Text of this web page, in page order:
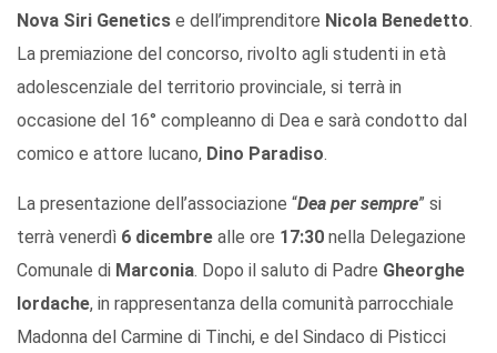
Nova Siri Genetics e dell’imprenditore Nicola Benedetto.
La premiazione del concorso, rivolto agli studenti in età
adolescenziale del territorio provinciale, si terrà in
occasione del 16° compleanno di Dea e sarà condotto dal
comico e attore lucano, Dino Paradiso.
La presentazione dell’associazione “Dea per sempre” si
terrà venerdì 6 dicembre alle ore 17:30 nella Delegazione
Comunale di Marconia. Dopo il saluto di Padre Gheorghe
Iordache, in rappresentanza della comunità parrocchiale
Madonna del Carmine di Tinchi, e del Sindaco di Pisticci